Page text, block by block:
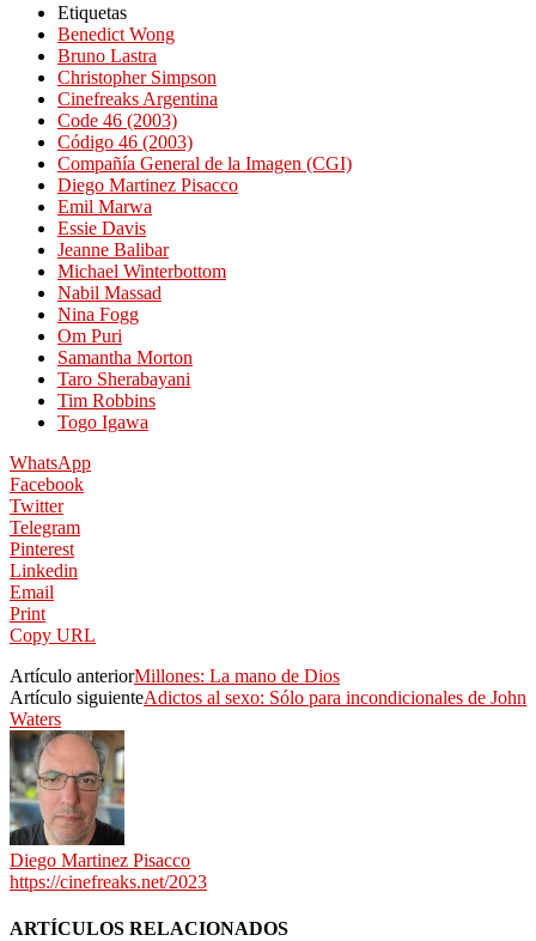
Etiquetas
Benedict Wong
Bruno Lastra
Christopher Simpson
Cinefreaks Argentina
Code 46 (2003)
Código 46 (2003)
Compañía General de la Imagen (CGI)
Diego Martinez Pisacco
Emil Marwa
Essie Davis
Jeanne Balibar
Michael Winterbottom
Nabil Massad
Nina Fogg
Om Puri
Samantha Morton
Taro Sherabayani
Tim Robbins
Togo Igawa
WhatsApp
Facebook
Twitter
Telegram
Pinterest
Linkedin
Email
Print
Copy URL
Artículo anteriorMillones: La mano de Dios
Artículo siguienteAdictos al sexo: Sólo para incondicionales de John
Waters
Diego Martinez Pisacco
https://cinefreaks.net/2023
ARTÍCULOS RELACIONADOS